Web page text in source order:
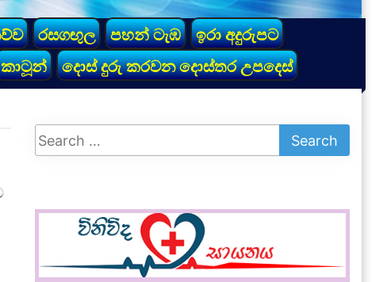
රසගඟුල පහන් ටැඹ
ඉරා අදුරුපට
කාටූන් දොස් දුරු කරවන දොස්තර උපදෙස්